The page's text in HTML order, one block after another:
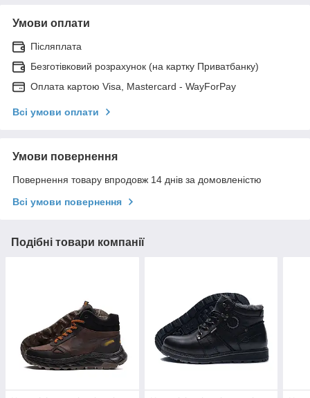
Умови оплати
Післяплата
Безготівковий розрахунок (на картку Приватбанку)
Оплата картою Visa, Mastercard - WayForPay
Всі умови оплати
Умови повернення
Повернення товару впродовж 14 днів за домовленістю
Всі умови повернення
Подібні товари компанії